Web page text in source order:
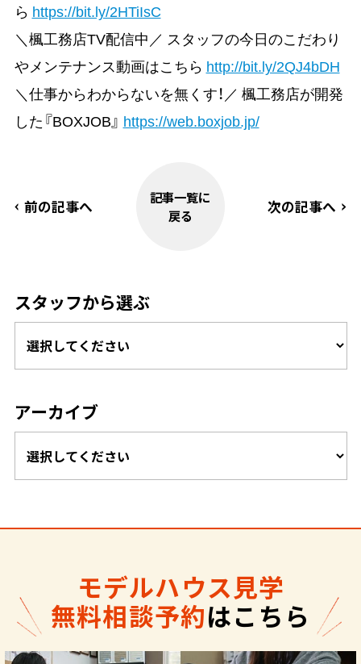
ら https://bit.ly/2HTiIsC
＼楓工務店TV配信中／ スタッフの今日のこだわり
やメンテナンス動画はこちら http://bit.ly/2QJ4bDH
＼仕事からわからないを無くす！／ 楓工務店が開発
した『BOXJOB』 https://web.boxjob.jp/
前の記事へ
記事一覧に
戻る
次の記事へ
スタッフから選ぶ
アーカイブ
モデルハウス見学
無料相談予約はこちら